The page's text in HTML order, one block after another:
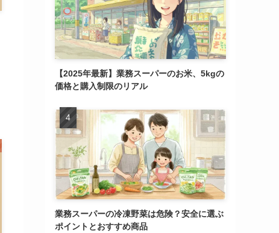
【2025年最新】業務スーパーのお米、5kgの
価格と購入制限のリアル
業務スーパーの冷凍野菜は危険？安全に選ぶ
ポイントとおすすめ商品